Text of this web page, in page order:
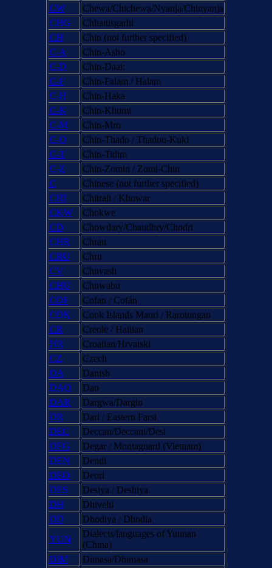
CW
Chewa/Chichewa/Nyanja/Chinyanja
CHG
Chhattisgarhi
CH
Chin (not further specified)
C-A
Chin-Asho
C-D
Chin-Daai:
C-F
Chin-Falam / Halam
C-H
Chin-Haka
C-K
Chin-Khumi
C-M
Chin-Mro
C-O
Chin-Thado / Thadou-Kuki
C-T
Chin-Tidim
C-Z
Chin-Zomin / Zomi-Chin
C
Chinese (not further specified)
CHI
Chitrali / Khowar
CKW
Chokwe
CD
Chowdary/Chaudhry/Chodri
CHR
Chrau
CRU
Chru
CV
Chuvash
CHU
Chuwabu
COF
Cofan / Cofán
COK
Cook Islands Maori / Rarotongan
CR
Creole / Haitian
HR
Croatian/Hrvatski
CZ
Czech
DA
Danish
DAO
Dao
DAR
Dargwa/Dargin
DR
Dari / Eastern Farsi
DEC
Deccan/Deccani/Desi
DEG
Degar / Montagnard (Vietnam)
DEN
Dendi
DEO
Deori
DES
Desiya / Deshiya
DH
Dhivehi
DD
Dhodiya / Dhodia
YUN
Dialects/languages of Yunnan
(China)
DIM
Dimasa/Dhimasa